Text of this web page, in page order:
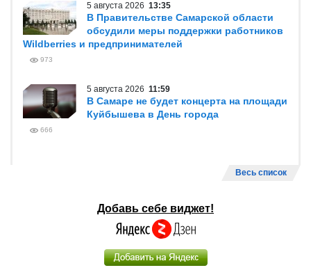
5 августа 2026 13:35
В Правительстве Самарской области
обсудили меры поддержки работников
Wildberries и предпринимателей
973
5 августа 2026 11:59
В Самаре не будет концерта на площади
Куйбышева в День города
666
Весь список
Добавь себе виджет!